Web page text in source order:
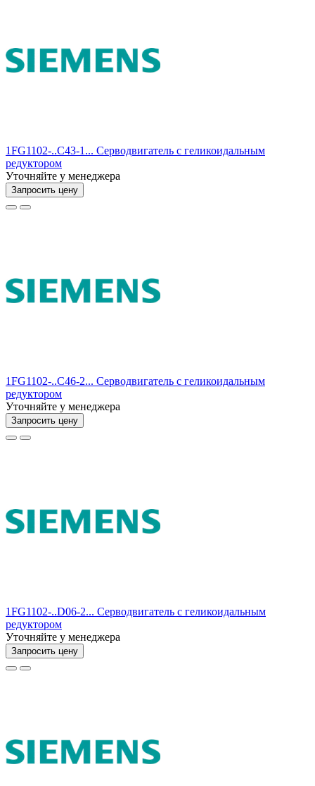
1FG1102-..C43-1... Серводвигатель с геликоидальным
редуктором
Уточняйте у менеджера
Запросить цену
1FG1102-..C46-2... Серводвигатель с геликоидальным
редуктором
Уточняйте у менеджера
Запросить цену
1FG1102-..D06-2... Серводвигатель с геликоидальным
редуктором
Уточняйте у менеджера
Запросить цену